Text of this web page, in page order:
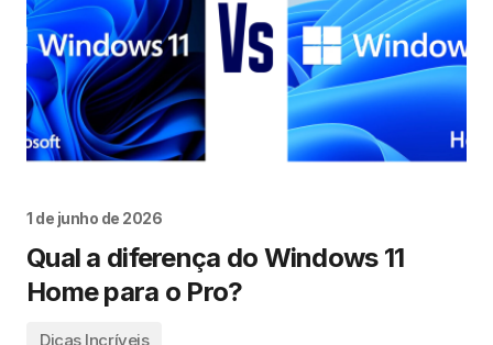
1 de junho de 2026
Qual a diferença do Windows 11
Home para o Pro?
Dicas Incríveis